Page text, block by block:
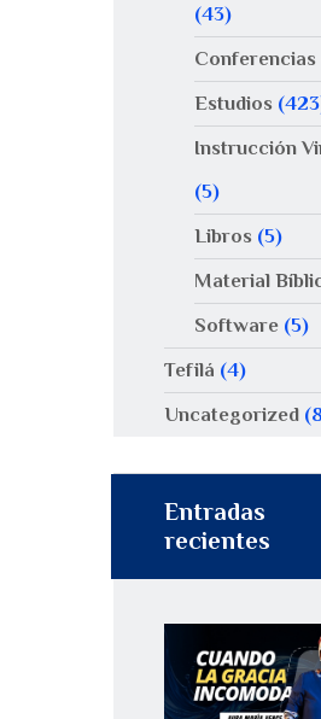
(43)
Conferencias
Estudios
Instrucción
(5)
Libros (5)
Material
Software(5)
Tefilá (4)
Uncategorized
Entradas
recientes